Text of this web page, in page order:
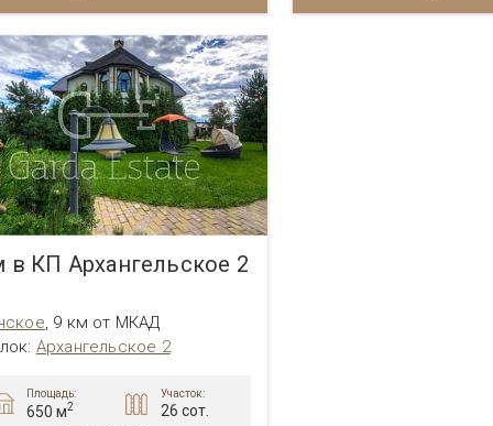
КП Архангельское 2
, 9 км от МКАД
Архангельское 2
Площадь:
650 м2
Участок:
26 сот.